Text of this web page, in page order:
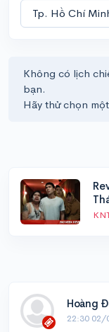
Không có lịch
bạn.
Hãy thử chọn
Hoàng
22:30